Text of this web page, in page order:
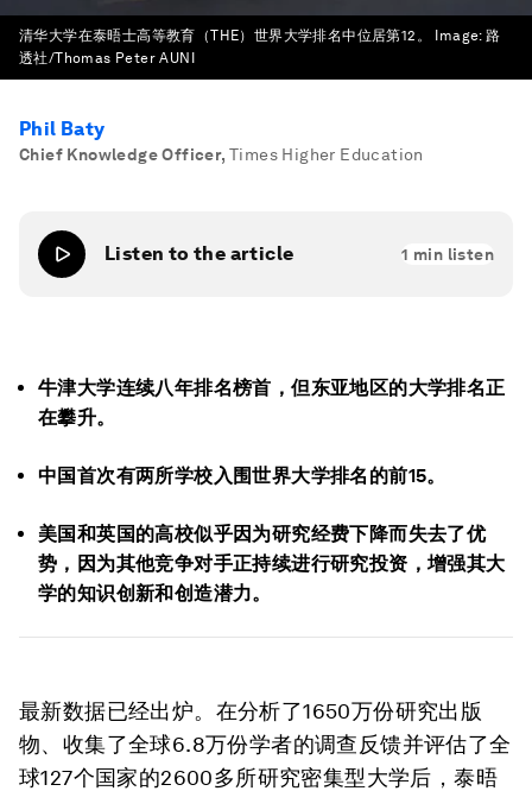
清华大学在泰晤士高等教育（THE）世界大学排名中位居第12。 Image:路
透社/Thomas Peter AUNI
Phil Baty
Chief Knowledge Officer, Times Higher Education
Listen to the article 1 min listen
牛津大学连续八年排名榜首，但东亚地区的大学排名正
在攀升。
中国首次有两所学校入围世界大学排名的前15。
美国和英国的高校似乎因为研究经费下降而失去了优
势，因为其他竞争对手正持续进行研究投资，增强其大
学的知识创新和创造潜力。
最新数据已经出炉。在分析了1650万份研究出版
物、收集了全球6.8万份学者的调查反馈并评估了全
球127个国家的2600多所研究密集型大学后，泰晤